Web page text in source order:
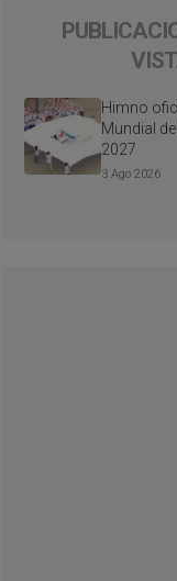
Himno
Mundial
2027
3 Ago 2026